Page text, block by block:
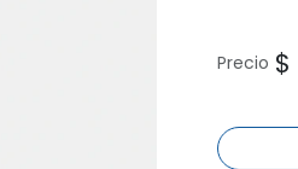
Precio $